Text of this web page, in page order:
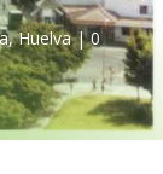
,Huelva|0